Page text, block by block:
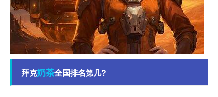
拜克奶茶全国排名第几?